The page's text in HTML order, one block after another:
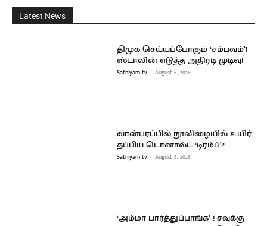
Latest News
திமுக செய்யப்போகும் ‘சம்பவம்’!
ஸ்டாலின் எடுத்த அதிரடி முடிவு!
Sathiyam tv - August 6, 2026
வான்பரப்பில் நூலிழையில் உயிர்
தப்பிய டொனால்ட் ‘டிரம்ப்’?
Sathiyam tv - August 6, 2026
‘அம்மா பார்த்துப்பாங்க’ ! சவுக்கு